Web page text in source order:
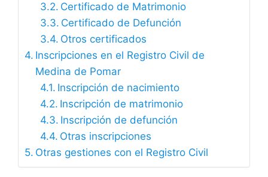
Certificado de Matrimonio
Certificado de Defunción
Otros certificados
Inscripciones en el Registro Civil de
Medina de Pomar
Inscripción de nacimiento
Inscripción de matrimonio
Inscripción de defunción
Otras inscripciones
Otras gestiones con el Registro Civil